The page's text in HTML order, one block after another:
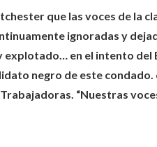
que las voces de la
ignoradas y
explotado… en el intento del
negro de este condado.
“Nuestras